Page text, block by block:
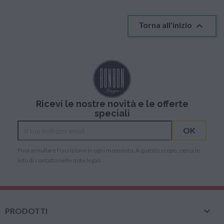
Torna all'inizio 
Ricevi le nostre novità e le offerte
speciali
Puoi annullare l'iscrizione in ogni momento. A questo scopo, cerca le
info di contatto nelle note legali.
PRODOTTI 